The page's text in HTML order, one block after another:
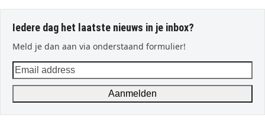
Iedere dag het laatste nieuws in je inbox?
Meld je dan aan via onderstaand formulier!
Email
address
Aanmelden